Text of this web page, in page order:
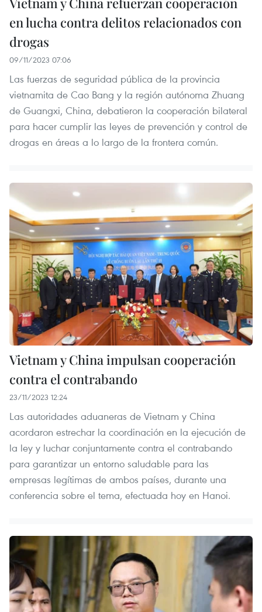
en lucha contra delitos relacionados con
drogas
09/11/2023 07:06
Las fuerzas de seguridad pública de la provincia
vietnamita de Cao Bang y la región autónoma Zhuang
de Guangxi, China, debatieron la cooperación bilateral
para hacer cumplir las leyes de prevención y control de
drogas en áreas a lo largo de la frontera común.
Vietnam y China impulsan cooperación
contra el contrabando
23/11/2023 12:24
Las autoridades aduaneras de Vietnam y China
acordaron estrechar la coordinación en la ejecución de
la ley y luchar conjuntamente contra el contrabando
para garantizar un entorno saludable para las
empresas legítimas de ambos países, durante una
conferencia sobre el tema, efectuada hoy en Hanoi.